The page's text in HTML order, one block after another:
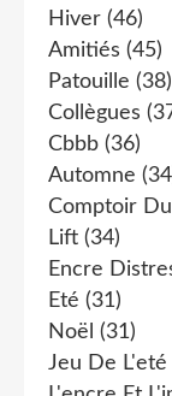
Hiver (46)
Amitiés (45)
Patouille (38)
Collègues
Cbbb (36)
Automne
Comptoir
Lift (34)
Encre
Eté (31)
Noël (31)
Jeu De L'eté